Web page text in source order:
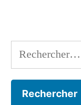
Rechercher :